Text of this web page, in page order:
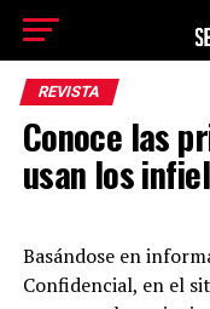
REVISTA
Conoce las
usan los
Basándose en
Confidencial, en el